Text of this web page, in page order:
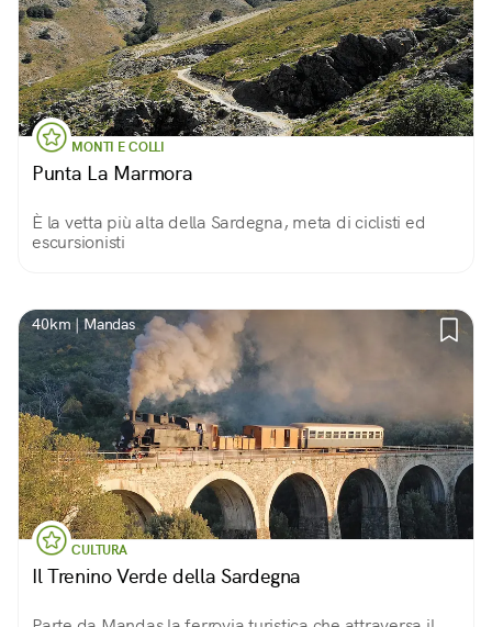
MONTI E COLLI
Punta La Marmora
È la vetta più alta della Sardegna, meta di ciclisti ed
escursionisti
40km | Mandas
CULTURA
Il Trenino Verde della Sardegna